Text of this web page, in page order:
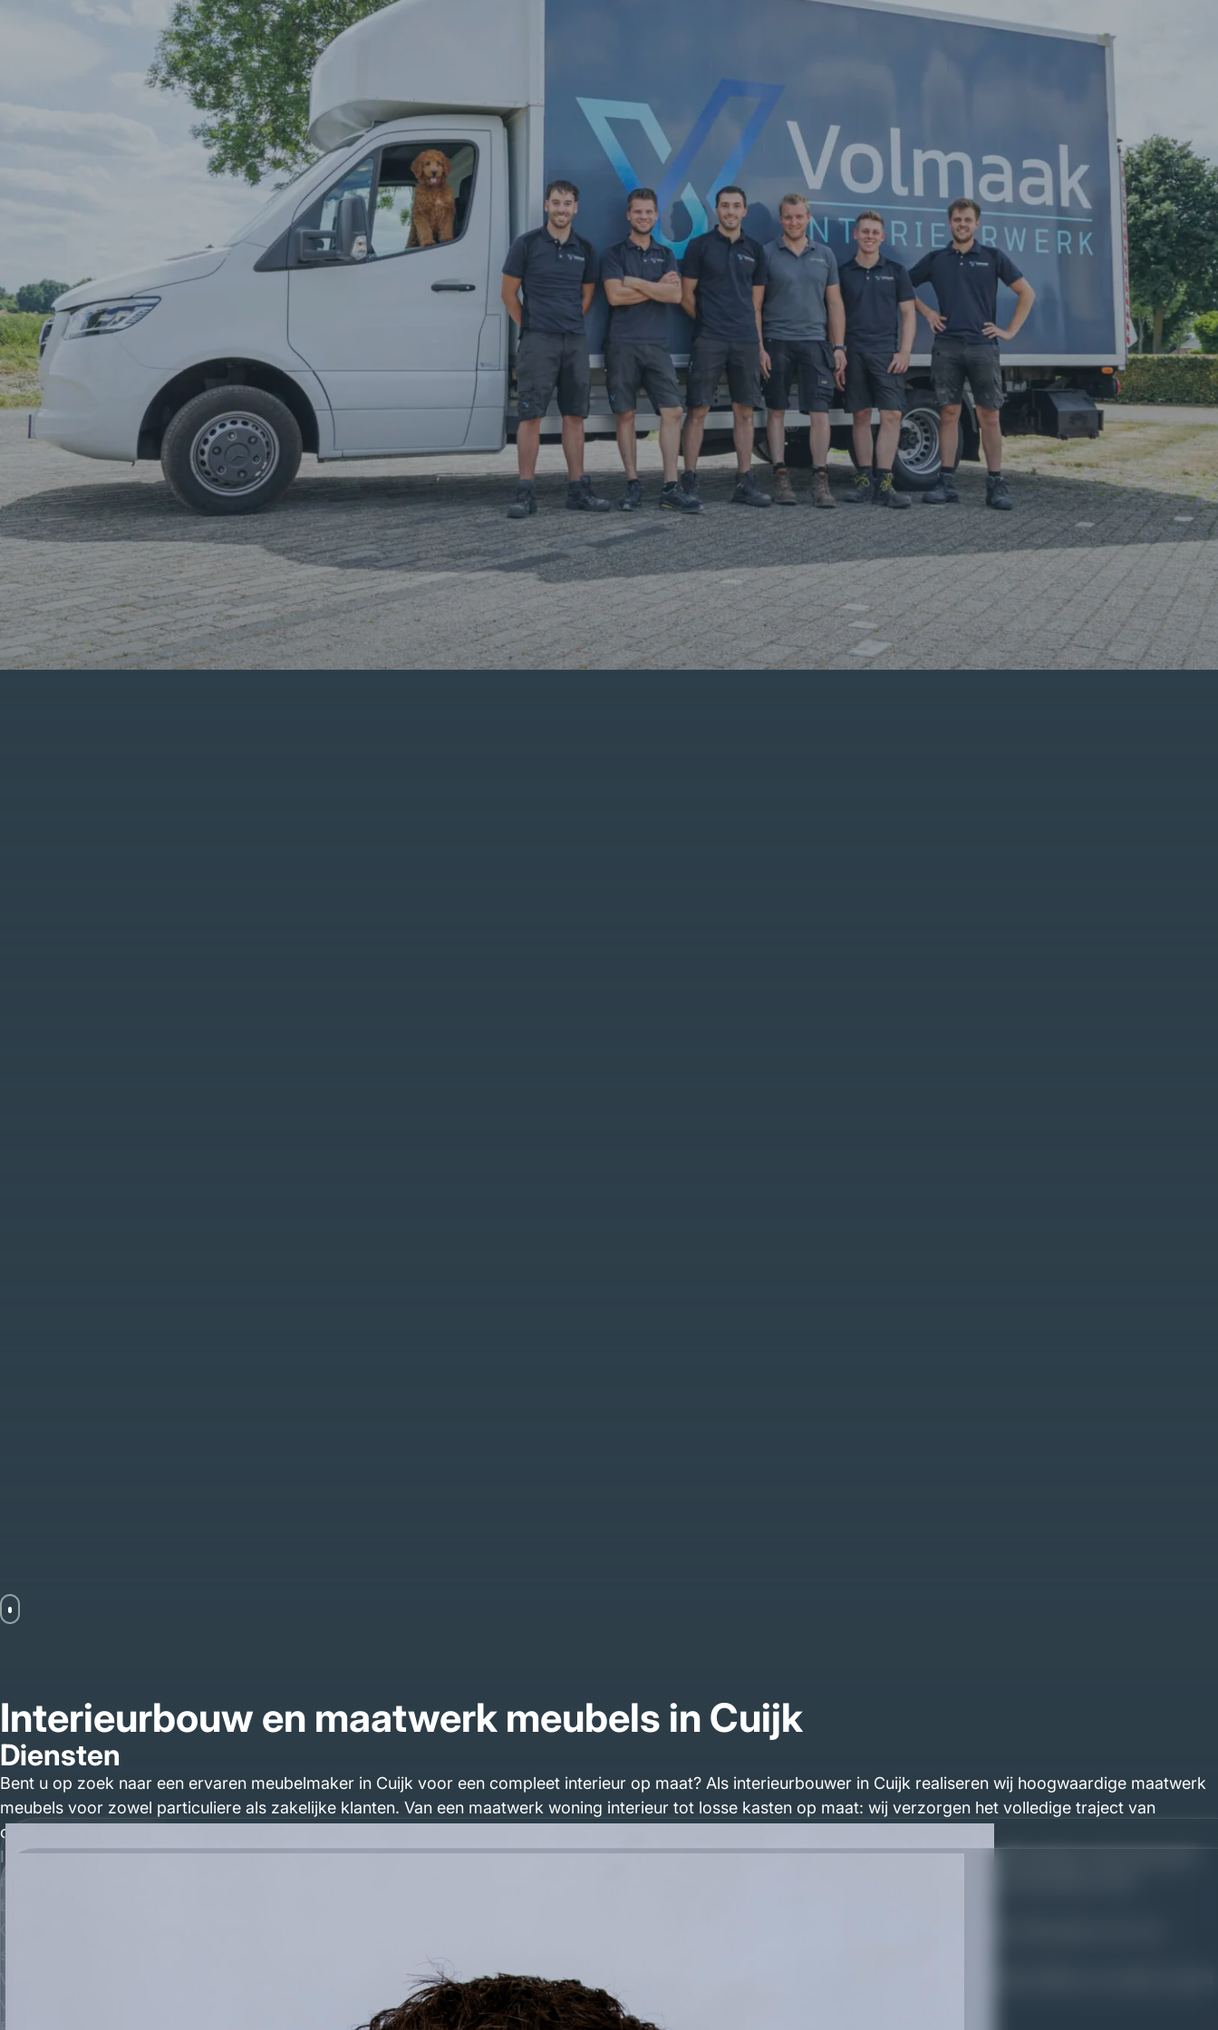
Interieurbouw en maatwerk meubels in Cuijk
Diensten
Bent u op zoek naar een ervaren meubelmaker in Cuijk voor een compleet interieur op maat? Als interieurbouwer in Cuijk realiseren wij hoogwaardige maatwerk
meubels voor zowel particuliere als zakelijke klanten. Van een maatwerk woning interieur tot losse kasten op maat: wij verzorgen het volledige traject van
ontwerp tot montage.
In onze eigen meubelmakerij produceren wij alle onderdelen zelf. Hierdoor houden wij controle over kwaliteit, planning en afwerking. Wij werken met duurzame
materialen zoals massief hout, fineer en hoogwaardig plaatmateriaal. Of het nu gaat om een interieur voor een nieuwbouwwoning, een renovatie of een
Complete woonkamerinrichting, inloopkasten, slaapkamerkasten op maat of een kastwand woonkamer op maat, alles wordt specifiek ontworpen voor uw
Wilt u maatwerk meubels laten maken in Cuijk en bent u benieuwd naar het kostenplaatje? Wij maken altijd een duidelijke en transparante offerte. Zo weet u exact
wat de kosten van uw interieurbouw in Cuijk zijn.